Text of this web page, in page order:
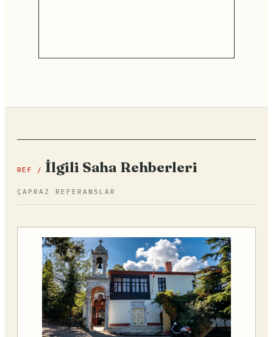
REF / İlgili Saha Rehberleri
ÇAPRAZ REFERANSLAR